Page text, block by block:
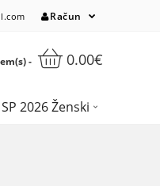
Račun
- 0.00€
SP 2026 Ženski